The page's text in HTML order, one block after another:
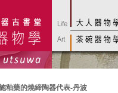
釉藥的燒締陶器代表-丹波